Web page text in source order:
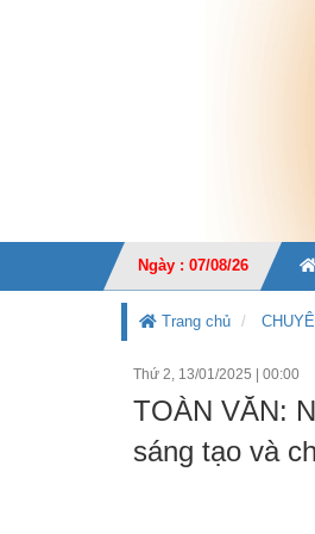
Ngày : 07/08/26
Trang chủ
Thứ 2, 13/01/2025 | 00:00
TOÀN VĂN:
sáng tạo và